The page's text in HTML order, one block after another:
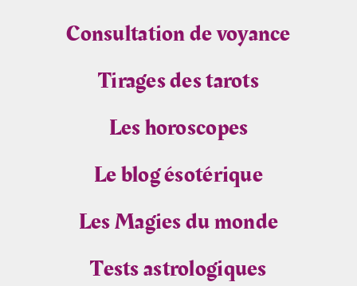
Consultation de voyance
Tirages des tarots
Les horoscopes
Le blog ésotérique
Les Magies du monde
Tests astrologiques